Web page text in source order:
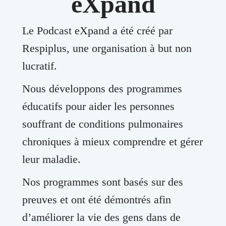
Le Podcast eXpand a été créé par
Respiplus, une organisation à but non
lucratif.
Nous développons des programmes
éducatifs pour aider les personnes
souffrant de conditions pulmonaires
chroniques à mieux comprendre et gérer
leur maladie.
Nos programmes sont basés sur des
preuves et ont été démontrés afin
d’améliorer la vie des gens dans de